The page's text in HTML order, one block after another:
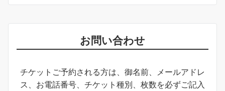
お問い合わせ
チケットご予約される方は、御名前、メールアドレ
ス、お電話番号、チケット種別、枚数を必ずご記入